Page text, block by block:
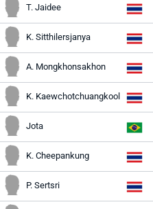
T. Jaidee
K. Sitthilersjanya
A. Mongkhonsakhon
K. Kaewchotchuangkool
Jota
K. Cheepankung
P. Sertsri